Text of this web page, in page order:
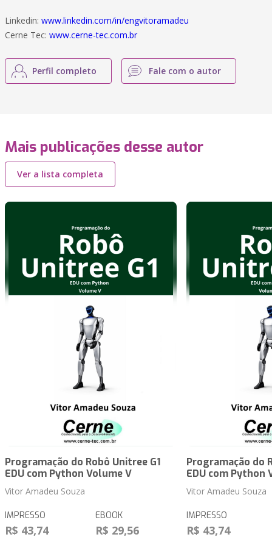
Linkedin: www.linkedin.com/in/engvitoramadeu
Cerne Tec: www.cerne-tec.com.br
Perfil completo Fale com o autor
Mais publicações desse autor
Ver a lista completa
Programação do Robô Unitree G1
EDU com Python Volume V
Vitor Amadeu Souza
IMPRESSO
R$ 43,74
EBOOK
R$ 29,56
Programação do
EDU com Python
Vitor Amadeu Souza
IMPRESSO
R$ 43,74